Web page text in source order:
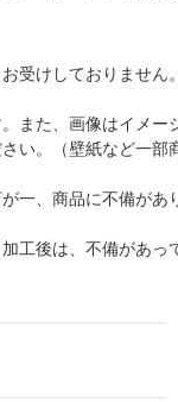
受けしておりません
また、画像はイメー
い。（壁紙など一部
一、商品に不備があ
工後は、不備があっ